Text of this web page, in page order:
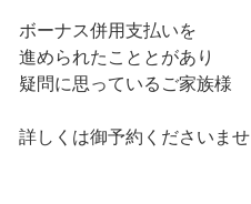
ボーナス併用支払いを
進められたこととがあり
疑問に思っているご家族様
詳しくは御予約くださいませ